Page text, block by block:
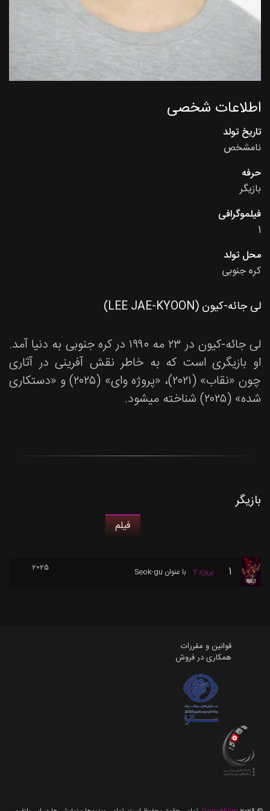
اطلاعات شخصی
تاریخ تولد
نامشخص
حرفه
بازیگر
فیلموگرافی
1
محل تولد
کره جنوبی
لی جائه-کیون (LEE JAE-KYOON)
لی جائه-کیون در ۲۳ مه ۱۹۹۰ در کره جنوبی به دنیا آمد.
او بازیگری است که به خاطر نقش آفرینی در آثاری
چون «نقاب» (۲۰۲۱)، «پروژه وای» (۲۰۲۵) و «دستکاری
شده» (۲۰۲۵) شناخته میشود.
بازیگر
فیلم
1 پروژه Y با عنوان Seok-gu
2025
قوانین و مقررات
همکاری در فروش